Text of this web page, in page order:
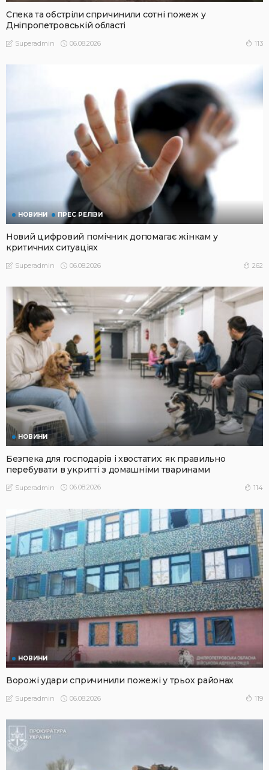
Спека та обстріли спричинили сотні пожеж у
Дніпропетровській області
Superadmin 06.08.2026 113
НОВИНИ ПРЕС РЕЛІЗИ
Новий цифровий помічник допомагає жінкам у
критичних ситуаціях
Superadmin 06.08.2026 262
НОВИНИ
Безпека для господарів і хвостатих: як правильно
перебувати в укритті з домашніми тваринами
Superadmin 06.08.2026 114
НОВИНИ
Ворожі удари спричинили пожежі у трьох районах
Superadmin 06.08.2026 119